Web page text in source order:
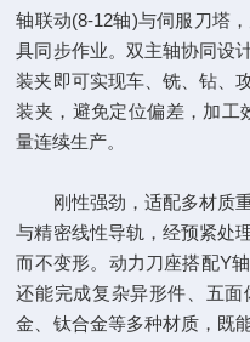
轴联动(8-12轴)与伺服刀塔
具同步作业。双主轴协同设
装夹即可实现车、铣、钻、
装夹，避免定位偏差，加工
量连续生产。
刚性强劲，适配多材质重
与精密线性导轨，经预紧处
而不变形。动力刀座搭配Y
还能完成复杂异形件、五
金、钛合金等多种材质，既